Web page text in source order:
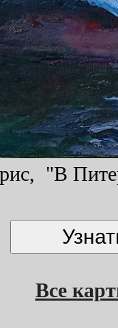
"В
Все